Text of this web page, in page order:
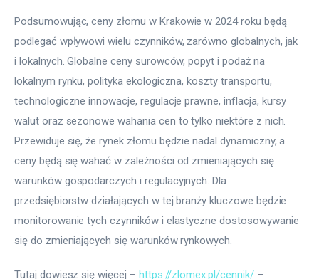
Podsumowując, ceny złomu w Krakowie w 2024 roku będą
podlegać wpływowi wielu czynników, zarówno globalnych, jak
i lokalnych. Globalne ceny surowców, popyt i podaż na
lokalnym rynku, polityka ekologiczna, koszty transportu,
technologiczne innowacje, regulacje prawne, inflacja, kursy
walut oraz sezonowe wahania cen to tylko niektóre z nich.
Przewiduje się, że rynek złomu będzie nadal dynamiczny, a
ceny będą się wahać w zależności od zmieniających się
warunków gospodarczych i regulacyjnych. Dla
przedsiębiorstw działających w tej branży kluczowe będzie
monitorowanie tych czynników i elastyczne dostosowywanie
się do zmieniających się warunków rynkowych.
Tutaj dowiesz się więcej – https://zlomex.pl/cennik/ –